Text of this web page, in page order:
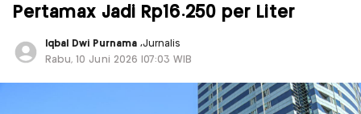
Pertamax Jadi Rp16.250 per Liter
Iqbal Dwi Purnama ,Jurnalis
Rabu, 10 Juni 2026 |07:03 WIB